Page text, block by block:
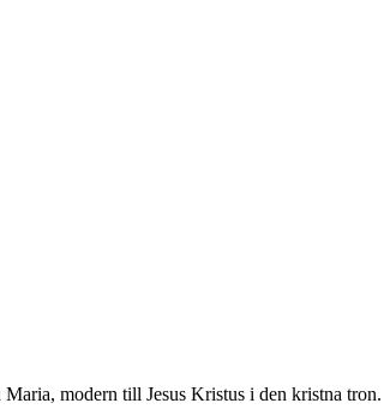
modern till Jesus Kristus i den kristna tron.